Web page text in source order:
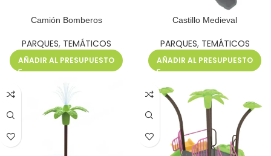
Camión Bomberos
PARQUES, TEMÁTICOS
AÑADIR AL PRESUPUESTO
Castillo Medieval
PARQUES, TEMÁTICOS
AÑADIR AL PRESUPUESTO